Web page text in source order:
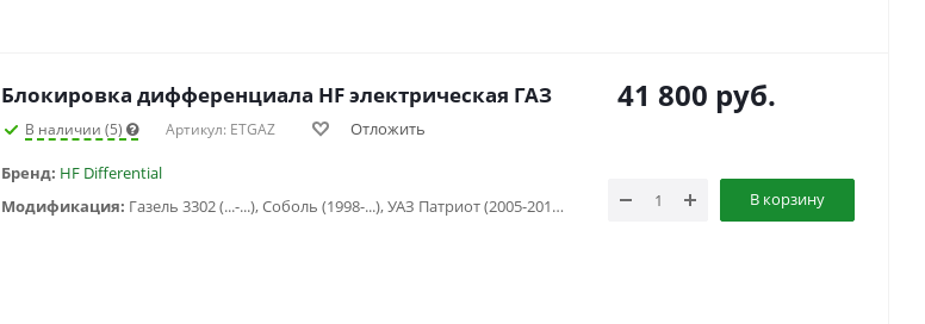
Блокировка дифференциала HF электрическая ГАЗ
В наличии (5) Артикул: ETGAZ Отложить
Бренд: HF Differential
Модификация:
Газель 3302 (...-...), Соболь (1998-...), УАЗ Патриот (2005-2015), УАЗ Патриот (2015-2018), УАЗ Патриот (2019-...), УАЗ Патриот пикап (2008-...), УАЗ Хантер (2003-...)
41 800 руб.
В корзину